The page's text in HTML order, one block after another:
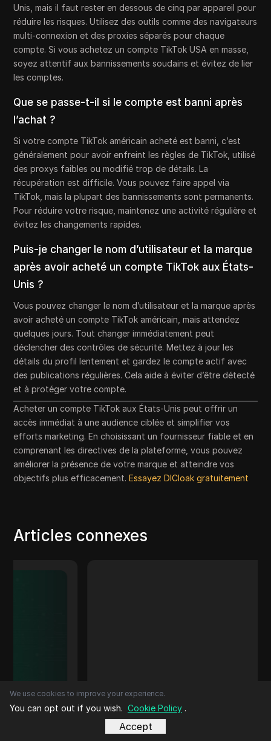
Unis, mais il faut rester en dessous de cinq par appareil pour
réduire les risques. Utilisez des outils comme des navigateurs
multi-connexion et des proxies séparés pour chaque
compte. Si vous achetez un compte TikTok USA en masse,
soyez attentif aux bannissements soudains et évitez de lier
les comptes.
Que se passe-t-il si le compte est banni après
l’achat ?
Si votre compte TikTok américain acheté est banni, c’est
généralement pour avoir enfreint les règles de TikTok, utilisé
des proxys faibles ou modifié trop de détails. La
récupération est difficile. Vous pouvez faire appel via
TikTok, mais la plupart des bannissements sont permanents.
Pour réduire votre risque, maintenez une activité régulière et
évitez les changements rapides.
Puis-je changer le nom d’utilisateur et la marque
après avoir acheté un compte TikTok aux États-
Unis ?
Vous pouvez changer le nom d’utilisateur et la marque après
avoir acheté un compte TikTok américain, mais attendez
quelques jours. Tout changer immédiatement peut
déclencher des contrôles de sécurité. Mettez à jour les
détails du profil lentement et gardez le compte actif avec
des publications régulières. Cela aide à éviter d’être détecté
et à protéger votre compte.
Acheter un compte TikTok aux États-Unis peut offrir un
accès immédiat à une audience ciblée et simplifier vos
efforts marketing. En choisissant un fournisseur fiable et en
comprenant les directives de la plateforme, vous pouvez
améliorer la présence de votre marque et atteindre vos
objectifs plus efficacement.Essayez DICloak gratuitement
Articles connexes
Cryptocurrency
5 échanges de crypto-monnaies
les mieux réglementés de 2025
We use cookies to improve your experience.
You can opt out if you wish. Cookie Policy .
Accept